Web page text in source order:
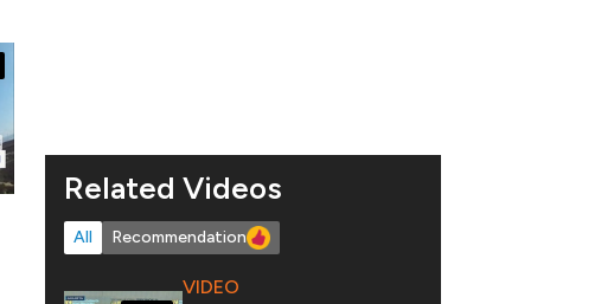
Related Videos
All Recommendation
VIDEO